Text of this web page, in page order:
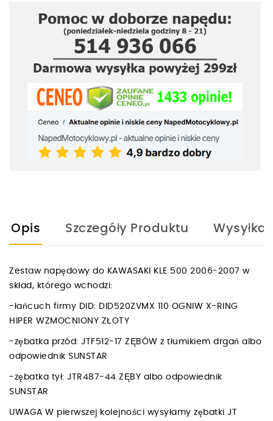
Opis Szczegóły Produktu Wysyłka
Zestaw napędowy do KAWASAKI KLE 500 2006-2007 w
skład, którego wchodzi:
-łańcuch firmy DID: DID520ZVMX 110 OGNIW X-RING
HIPER WZMOCNIONY ZŁOTY
-zębatka przód: JTF512-17 ZĘBÓW z tłumikiem drgań albo
odpowiednik SUNSTAR
-zębatka tył: JTR487-44 ZĘBY albo odpowiednik
SUNSTAR
UWAGA W pierwszej kolejności wysyłamy zębatki JT